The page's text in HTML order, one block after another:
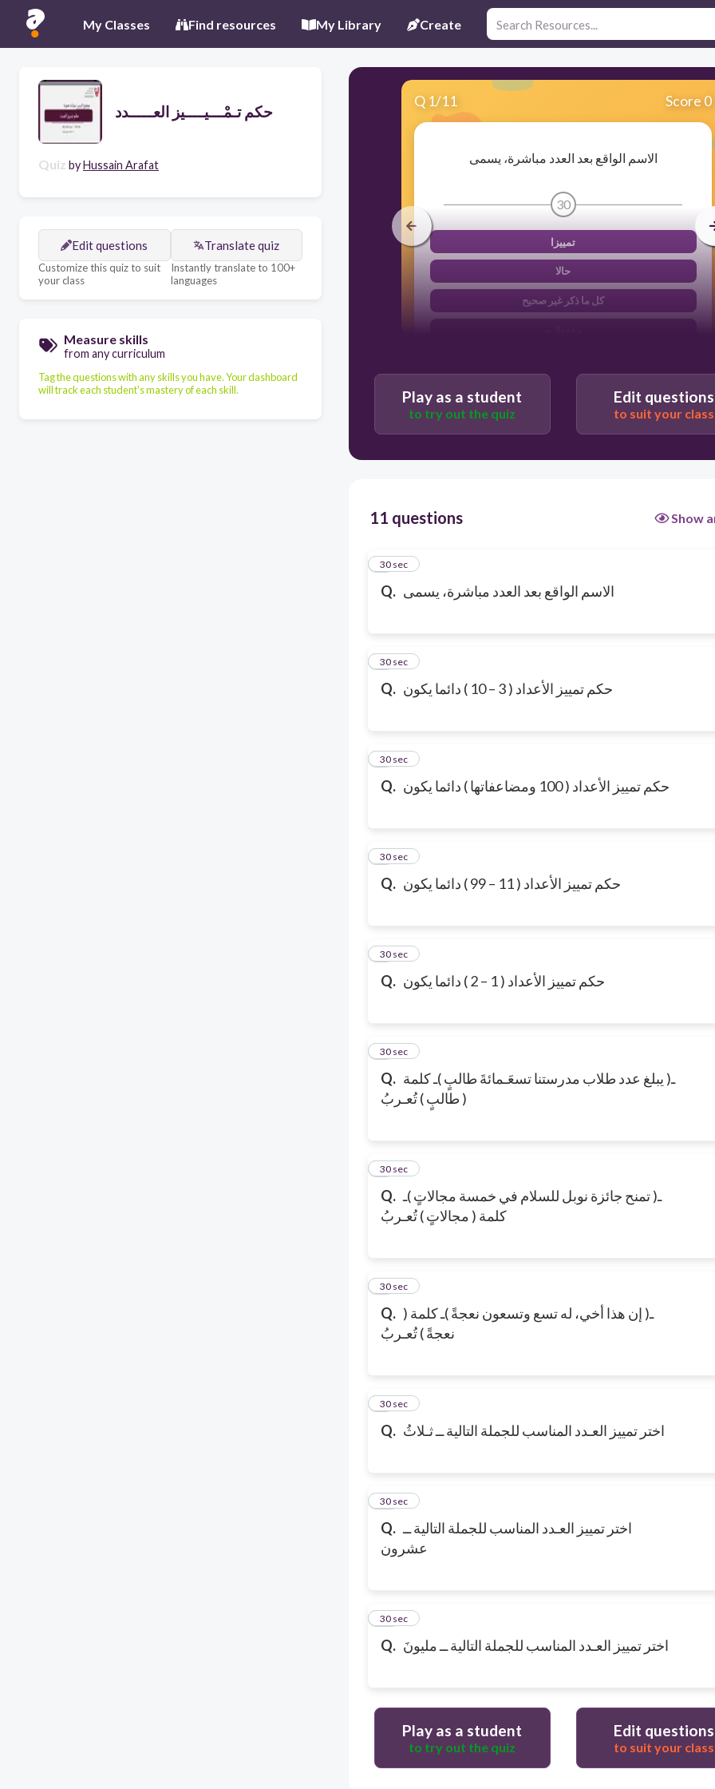
My Classes Find resources My Library Create
حكم تـمْـــيــــيز العـــــدد
Quiz byHussain Arafat
Edit questions
Customize this quiz to suit
your class
Translate quiz
Instantly translate to 100+
languages
Measure skills
from any curriculum
Tag the questions with any skills you have. Your dashboard
will track each student's mastery of each skill.
Q 1/11 Score 0
الاسم الواقع بعد العدد مباشرة، يسمى
30
تمييزا
حالا
كل ما ذكر غير صحيح
Play as a student
to try out the quiz
Edit questions
to suit your class
11 questions Show
Q. الاسم الواقع بعد العدد مباشرة، يسمى
1
30 sec
Q. حكم تمييز الأعداد ( 3 – 10 ) دائما يكون
2
30 sec
Q. حكم تمييز الأعداد ( 100 ومضاعفاتها ) دائما يكون
3
30 sec
Q. حكم تمييز الأعداد ( 11 – 99 ) دائما يكون
4
30 sec
Q. حكم تمييز الأعداد ( 1 – 2 ) دائما يكون
5
30 sec
Q. ـ( يبلغ عدد طلاب مدرستنا تسعَـمائةَ طالبٍ )ـ كلمة
( طالبٍ ) تُعـربُ
6
30 sec
Q. ـ( تمنح جائزة نوبل للسلام في خمسة مجالاتٍ )ـ
كلمة ( مجالاتٍ ) تُعـربُ
7
30 sec
Q. ـ( إن هذا أخي، له تسع وتسعون نعجةً )ـ كلمة (
نعجةً ) تُعـربُ
8
30 sec
Q. اختر تمييز العـدد المناسب للجملة التالية ــ ثـلاثُ
9
30 sec
Q. اختر تمييز العـدد المناسب للجملة التالية ــ
عشرون
10
30 sec
Q. اختر تمييز العـدد المناسب للجملة التالية ــ مليونَ
11
30 sec
Play as a student
to try out the quiz
Edit questions
to suit your class